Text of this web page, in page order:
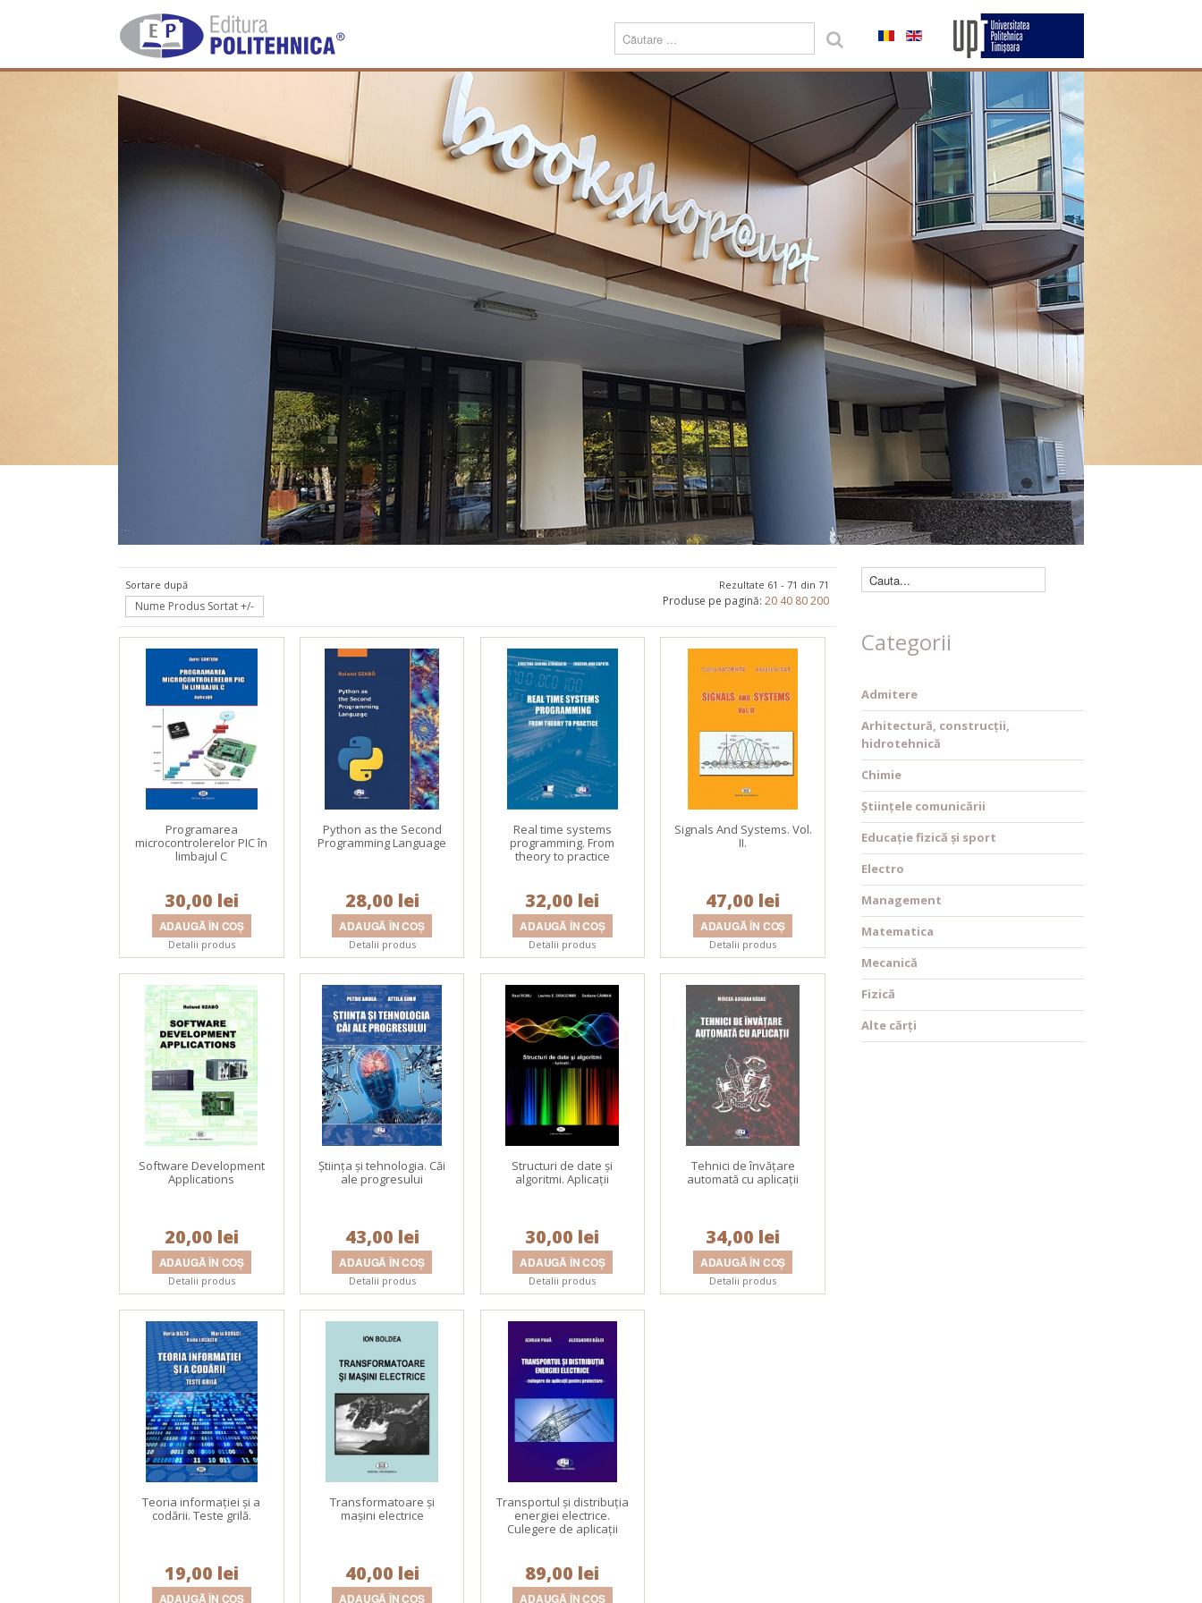
0,00 lei
Contul meu
Prezentare
Despre
Misiune
Echipa
Editură
Carte
Periodice
Teze de doctorat
Download
Tipografie
Servicii
Produse
Echipamente tipografice
Promoționale
Evenimente
Contact
Electro
Sortare după
Nume Produs Sortat +/-
Rezultate 61 - 71 din 71
Produse pe pagină:20 40 80200
Programarea
microcontrolerelor PIC în
limbajul C
30,00 lei
Detalii produs
Python as the Second
Programming Language
28,00 lei
Detalii produs
Real time systems
programming. From
theory to practice
32,00 lei
Detalii produs
Signals And Systems. Vol.
II.
47,00 lei
Detalii produs
Software Development
Applications
20,00 lei
Detalii produs
Ştiinţa şi tehnologia. Căi
ale progresului
43,00 lei
Detalii produs
Structuri de date şi
algoritmi. Aplicaţii
30,00 lei
Detalii produs
Tehnici de învăţare
automată cu aplicaţii
34,00 lei
Detalii produs
Teoria informaţiei şi a
codării. Teste grilă.
19,00 lei
Transformatoare şi
maşini electrice
40,00 lei
Transportul şi distribuţia
energiei electrice.
Culegere de aplicaţii
89,00 lei
Căutare cărți
Categorii
Admitere
Arhitectură, construcții,
hidrotehnică
Chimie
Științele comunicării
Educație fizică și sport
Electro
Management
Matematica
Mecanică
Fizică
Alte cărți